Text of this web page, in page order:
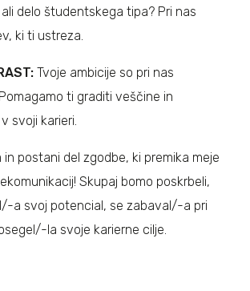
delo študentskega tipa? Pri nas
ki ti ustreza.
Tvoje ambicije so pri nas
ti graditi veščine in
svoji karieri.
in postani del zgodbe, ki premika meje
Skupaj bomo poskrbeli,
a svoj potencial, se zabaval/-a pri
la svoje karierne cilje.